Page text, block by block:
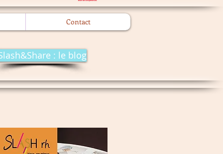
: le blog
Contact